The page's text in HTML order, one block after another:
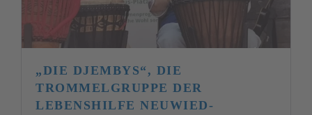
„DIE DJEMBYS“, DIE
TROMMELGRUPPE DER
LEBENSHILFE NEUWIED-